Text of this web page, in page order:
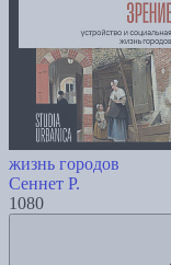
жизнь городов
Сеннет Р.
1080